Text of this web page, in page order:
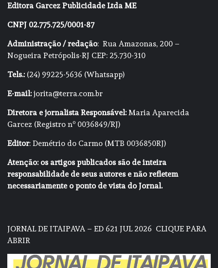
Editora Garcez Publicidade Ltda ME
CNPJ 02.775.725/0001-87
Administração / redação: Rua Amazonas, 200 –
Nogueira Petrópolis-RJ CEP: 25.730-310
Tels.:(24) 99225-5636 (Whatsapp)
E-mail:jorita@terra.com.br
Diretora e jornalista Responsável:Maria Aparecida
Garcez (Registro nº 0036849/RJ)
Editor: Demétrio do Carmo (MTB 0036850RJ)
Atenção: os artigos publicados são de inteira
responsabilidade de seus autores e não refletem
necessariamente o ponto de vista do Jornal.
JORNAL DE ITAIPAVA – ED 621 JUL 2026 CLIQUE PARA
ABRIR